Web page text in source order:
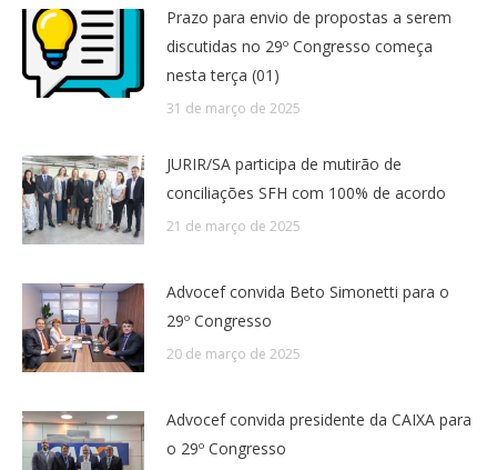
Prazo para envio de propostas a serem
discutidas no 29º Congresso começa
nesta terça (01)
31 de março de 2025
JURIR/SA participa de mutirão de
conciliações SFH com 100% de acordo
21 de março de 2025
Advocef convida Beto Simonetti para o
29º Congresso
20 de março de 2025
Advocef convida presidente da CAIXA para
o 29º Congresso